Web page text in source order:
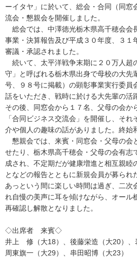
ーイタヤ」に於いて、総会・合同（同窓
流会・懇親会を開催しました。
総会では、中澤徳光栃木県高千穂会会
事業・決算報告及び平成３０年度、３１
審議・承認されました。
続いて、太平洋戦争末期に２０万人超
守」と呼ばれる栃木県出身で母校の大先
号、９８号に掲載）の顕彰事業実行委員
話をいただき、戦時に於ける大先輩の活
その後、同窓会から１７名、父母の会か
「合同ビジネス交流会」を開催し、そ
介や個人の趣味の話がありました。終始
懇親会では、来賓・同窓会・父母の会
せたり、栃木県高千穂会・父母の会有志
成され、不定期だが健康増進と相互親睦
となどの報告とともに新規会員が募られ
あっという間に楽しい時間は過ぎ、二次
れ自慢の美声に耳を傾けながら、オール
再確認し解散となりました。
◇出席者 来賓◇
井上 修（大18）、後藤栄造（大20）、
周東旗一（大29）、串田昭博（大23